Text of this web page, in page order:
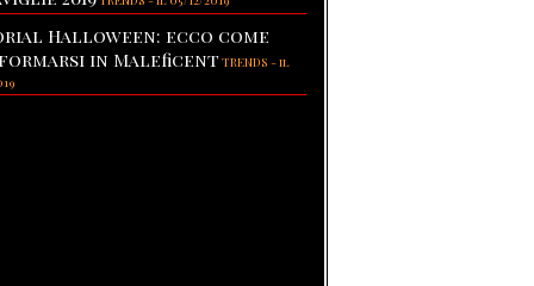
Halloween: ecco come
in Maleficent TRENDS -il